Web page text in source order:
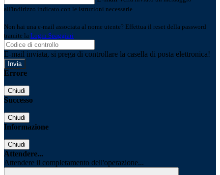
all'indirizzo indicato con le istruzioni necessarie.
Non hai una e-mail associata al nome utente? Effettua il reset della password
tramite la Login Spaggiari
E-mail inviata, si prega di controllare la casella di posta elettronica!
Errore
Chiudi
Successo
Chiudi
Informazione
Chiudi
Attendere...
Attendere il completamento dell'operazione...